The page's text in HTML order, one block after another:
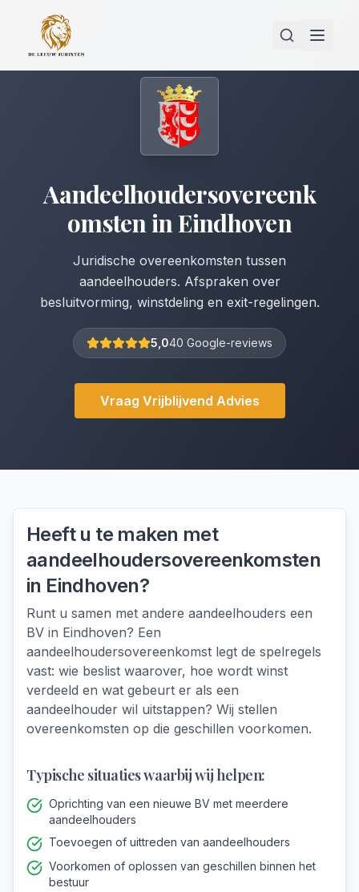
Aandeelhoudersovereenk
omsteninEindhoven
Juridische overeenkomsten tussen
aandeelhouders. Afspraken over
besluitvorming, winstdeling en exit-regelingen.
5,040 Google-reviews
Vraag Vrijblijvend Advies
Heeft u te maken met
aandeelhoudersovereenkomsten
in Eindhoven?
Runt u samen met andere aandeelhouders een
BV in Eindhoven? Een
aandeelhoudersovereenkomst legt de spelregels
vast: wie beslist waarover, hoe wordt winst
verdeeld en wat gebeurt er als een
aandeelhouder wil uitstappen? Wij stellen
overeenkomsten op die geschillen voorkomen.
Typische situaties waarbij wij helpen:
Oprichting van een nieuwe BV met meerdere
aandeelhouders
Toevoegen of uittreden van aandeelhouders
Voorkomen of oplossen van geschillen binnen het
bestuur